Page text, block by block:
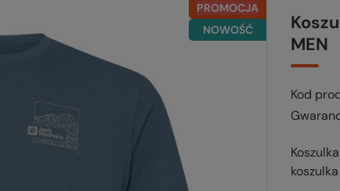
PROMOCJA
NOWOŚĆ
MEN
Kod